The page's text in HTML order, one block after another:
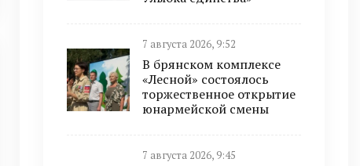
7 августа 2026, 9:52
В брянском комплексе
«Лесной» состоялось
торжественное открытие
юнармейской смены
7 августа 2026, 9:45